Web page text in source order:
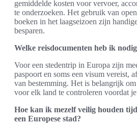
gemiddelde kosten voor vervoer,
te onderzoeken. Het gebruik van
boeken in het laagseizoen zijn
besparen.
Welke reisdocumenten heb ik
Voor een stedentrip in Europa zijn
paspoort en soms een visum vereist,
van bestemming. Het is belangrijk
voor elk land te controleren voordat
Hoe kan ik mezelf veilig houden
een Europese stad?